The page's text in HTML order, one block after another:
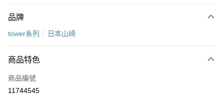
【大哥付你分期使用說明】
1.本服務由台灣大哥大提供，台灣大哥大用戶可立即使用無須另外申請。
2.付款方式選擇「大哥付你分期」，訂單成立後會自動跳轉到大哥付的交易
成交易。
3.實際核准額度、可分期數及費用金額請依後續交易確認頁面所載為準。
4.訂單成立30分鐘內，如未前往確認交易或遇審核未通過，訂單將自動取
消。如遇「轉專審核」未通過狀況，表示未達大哥付你分期系統評分，恕無
法說明評估內容。
每筆NT$100，滿NT$499(含以上)免運費
品牌
tower系列 日本山崎
商品特色
商品編號
11744545